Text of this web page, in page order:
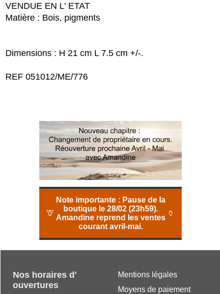
VENDUE EN L' ETAT
Matière : Bois, pigments
Dimensions : H 21 cm L 7.5 cm +/-.
REF 051012/ME/776
🦒
Note importante : Pause de la
boutique le 28/02 (23h59).
Amandine reprend les ventes
courant avril-mai.
🏺
Mentions légales
Moyens de paiement
Nos horaires d'
ouvertures